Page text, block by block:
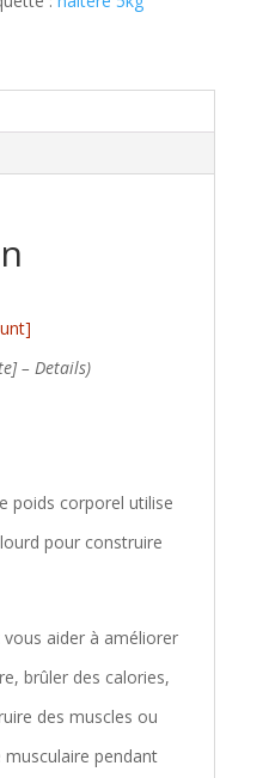
– Details)
poids corporel utilise
pour construire
aider à améliorer
brûler des calories,
des muscles ou
musculaire pendant